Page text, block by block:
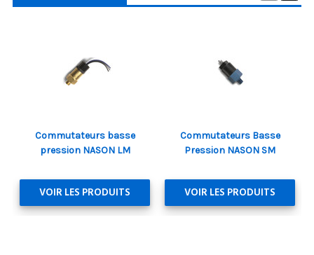
Commutateurs basse
pression NASON LM
VOIR LES PRODUITS
Commutateurs Basse
Pression NASON SM
VOIR LES PRODUITS